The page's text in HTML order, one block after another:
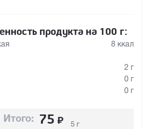
продукта на 100 г:
8 ккал
2 г
0 г
0 г
Итого: 75 ₽ 5 г